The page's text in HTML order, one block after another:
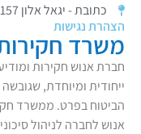
כתובת - יגאל אלון 157 תל אביב, 67443
הצהרת נגישות
משרד חקירות
ייחודית ומיוחדת,
הביטוח בפרט. ממשרד
אנוש לחברה לניהול